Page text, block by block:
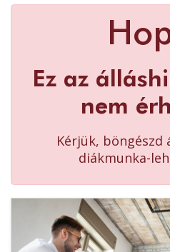
Ez az
nem
Kérjük,
diákmunka-